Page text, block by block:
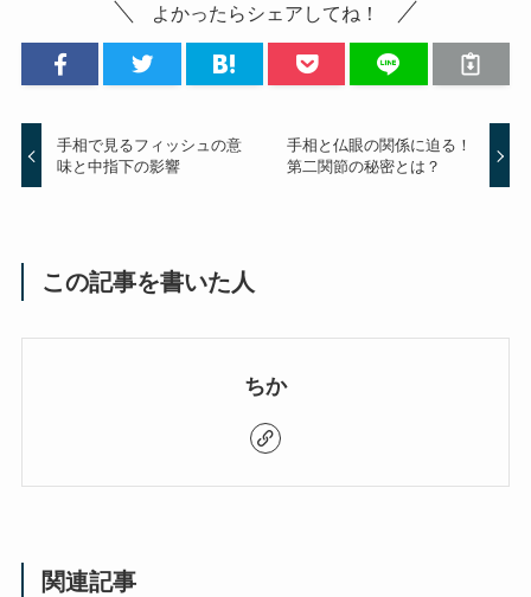
よかったらシェアしてね！
手相で見るフィッシュの意
味と中指下の影響
手相と仏眼の関係に迫る！
第二関節の秘密とは？
この記事を書いた人
ちか
関連記事